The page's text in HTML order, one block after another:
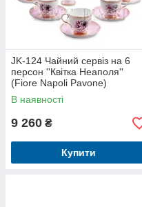
JK-124 Чайний сервіз на 6
персон ''Квітка Неаполя''
(Fiore Napoli Pavone)
В наявності
9 260 ₴
Купити